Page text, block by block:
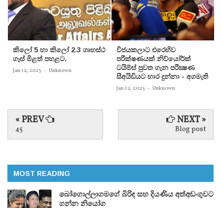
කිලෝ 5 හා කිලෝ 2.3 ගෘහස්ථ
ගෑස් මිළත් පහළට.
Jan 12, 2023 - Unknown
විජයකලාට එරෙහිව
පරීක්‌ෂණයක්‌ නිව්යෝර්ක්‌
ටයිම්ස්‌ පුවත ගැන පරීක්‍ෂණ
සීඅයිඩියට භාර දුන්නා - අගමැති
Jan 12, 2023 - Unknown
« PREV
45
NEXT »
Blog post
MOST READING
බෝගොල්ලාගමගේ බිරිඳ සහ දියණිය අත්අඩංගුවට
ගන්න නියෝග